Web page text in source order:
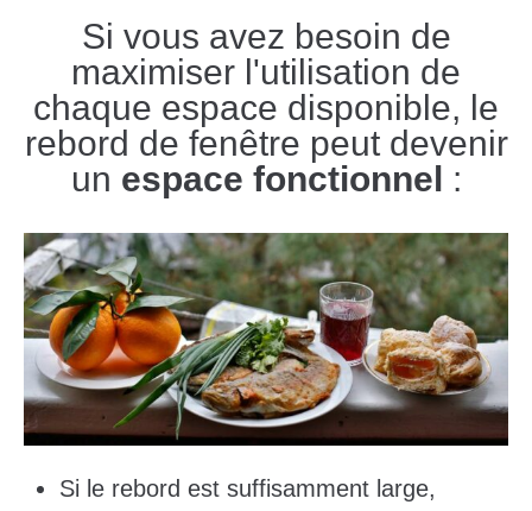
Si vous avez besoin de
maximiser l'utilisation de
chaque espace disponible, le
rebord de fenêtre peut devenir
un espace fonctionnel :
Si le rebord est suffisamment large,